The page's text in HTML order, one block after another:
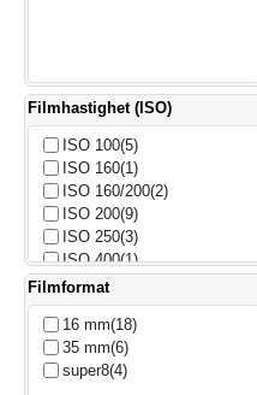
Filmhastighet (ISO)
ISO 100(5)
ISO 160(1)
ISO 160/200(2)
ISO 200(9)
ISO 250(3)
ISO 400(1)
ISO 50
ISO 500(4)
Filmformat
16 mm(18)
35 mm(6)
super8(4)